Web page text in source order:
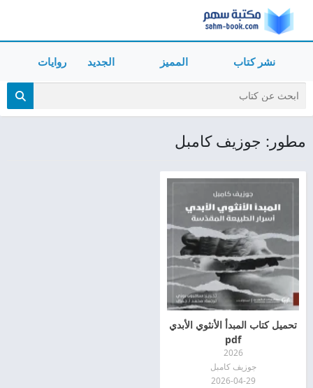
نشر كتاب المميز الجديد روايات
مطور: جوزيف كامبل
تحميل كتاب المبدأ الأنثوي الأبدي
pdf
2026
جوزيف كامبل
2026-04-29